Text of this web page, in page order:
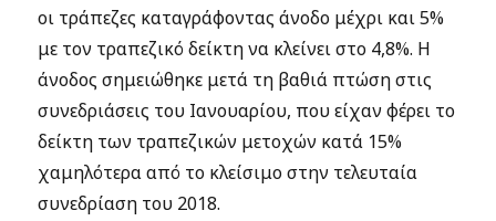
οι τράπεζες καταγράφοντας άνοδο μέχρι και 5%
με τον τραπεζικό δείκτη να κλείνει στο 4,8%. Η
άνοδος σημειώθηκε μετά τη βαθιά πτώση στις
συνεδριάσεις του Ιανουαρίου, που είχαν φέρει το
δείκτη των τραπεζικών μετοχών κατά 15%
χαμηλότερα από το κλείσιμο στην τελευταία
συνεδρίαση του 2018.